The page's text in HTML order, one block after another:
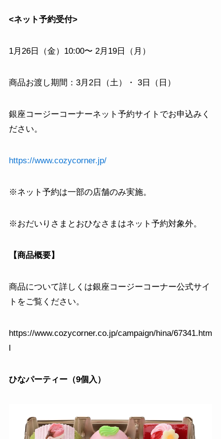
<ネット予約受付>
1月26日（金）10:00〜 2月19日（月）
商品お渡し期間：3月2日（土）・ 3日（日）
銀座コージーコーナーネット予約サイトでお申込みく
ださい。
https://www.cozycorner.jp/
※ネット予約は一部の店舗のみ実施。
※おだいりさまとおひなさまはネット予約対象外。
【商品概要】
商品について詳しくは銀座コージーコーナー公式サイ
トをご覧ください。
https://www.cozycorner.co.jp/campaign/hina/67341.htm
l
ひなパーティー（9個入）